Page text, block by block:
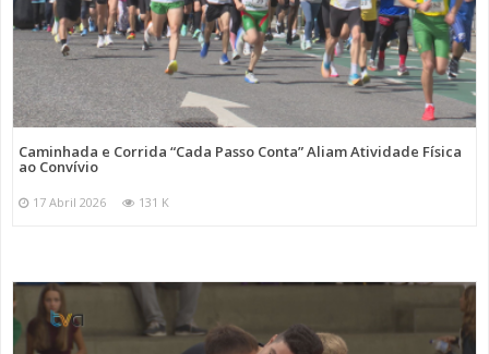
Caminhada e Corrida “Cada Passo Conta” Aliam Atividade Física
ao Convívio
17 Abril 2026 131 K